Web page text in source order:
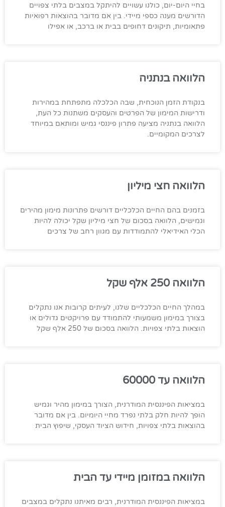
בחיי היום-יום, כולנו עשויים להיתקל במצבים בלתי צפויים
הדורשים מענה כספי מיידי. בין אם מדובר בהוצאות רפואיות
פתאומיות, תיקונים דחופים בבית או ברכב, או אפילו
הלוואה בנתניה
בנקודת הזמן הנוכחית, שבה הכלכלה מתפתחת במהירות
ודרישות המימון של הפרטים והעסקים משתנות כל העת,
הלוואה בנתניה מציעה פתרון פיננסי גמיש ומותאם במיוחד
לצרכים המקומיים.
הלוואה חצי מיליון
בזמנים בהם החיים הכלכליים דורשים פתרונות מימון מהירים
וגמישים, הלוואה בסכום של חצי מיליון שקל יכולה להיות
הכלי האידיאלי להתמודדות עם מגוון רחב של צרכים
הלוואה 250 אלף שקל
במהלך החיים הכלכליים שלנו, לעיתים קרובות אנו נתקלים
בצורך במימון משמעותי להתמודד עם פרויקטים גדולים או
הוצאות בלתי צפויות. הלוואה בסכום של 250 אלף שקל
הלוואה עד 60000
במציאות הפיננסית המודרנית, הצורך במימון מהיר וגמיש
הופך להיות חלק בלתי נפרד מחיי היומיום. בין אם מדובר
בהוצאות בלתי צפויות, חידוש הציוד העסקי, שיפוץ הבית
הלוואה במזומן מיידי עד הבית
במציאות הפיננסית המודרנית, רבים מאיתנו נתקלים במצבים